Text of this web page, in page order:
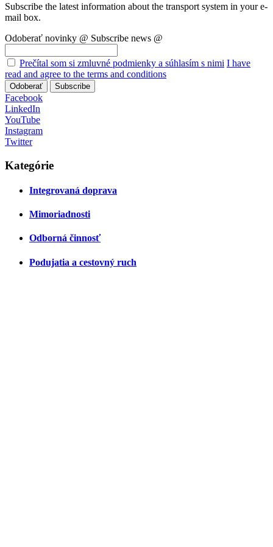
Subscribe the latest information about the transport system in your e-
mail box.
Odoberať novinky @ Subscribe news @
Prečítal som si zmluvné podmienky a súhlasím s nimi I have
read and agree to the terms and conditions
Odoberať Subscribe
Facebook
LinkedIn
YouTube
Instagram
Twitter
Kategórie
Integrovaná doprava
Mimoriadnosti
Odborná činnosť
Podujatia a cestovný ruch